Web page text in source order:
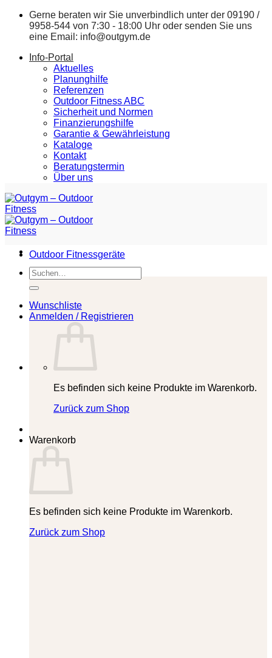
Zum
springen
Gerne beraten wir Sie unverbindlich unter der 09190 /
9958-544 von 7:30 - 18:00 Uhr oder senden Sie uns
eine Email: info@outgym.de
Info-Portal
Aktuelles
Planunghilfe
Referenzen
Outdoor Fitness ABC
Sicherheit und Normen
Finanzierungshilfe
Garantie & Gewährleistung
Kataloge
Kontakt
Beratungstermin
Über uns
Suchen
nach:
Wunschliste
Anmelden / Registrieren
Es befinden sich keine Produkte im Warenkorb.
Zurück zum Shop
Warenkorb
Es befinden sich keine Produkte im Warenkorb.
Zurück zum Shop
Outdoor Fitnessgeräte